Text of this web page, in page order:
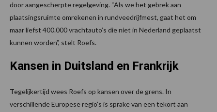
door aangescherpte regelgeving. “Als we het gebrek aan
plaatsingsruimte omrekenen in rundveedrijfmest, gaat het om
maar liefst 400.000 vrachtauto’s die niet in Nederland geplaatst
kunnen worden”, stelt Roefs.
Kansen in Duitsland en Frankrijk
Tegelijkertijd wees Roefs op kansen over de grens. In
verschillende Europese regio’s is sprake van een tekort aan